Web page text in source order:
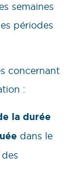
semaines
périodes
concernant
:
la durée
dans le